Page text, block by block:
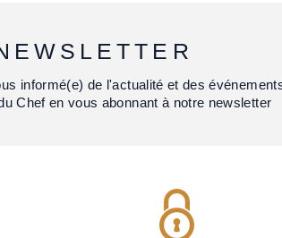
informé(e) de l'actualité et des
Chef en vous abonnant à notre newsletter